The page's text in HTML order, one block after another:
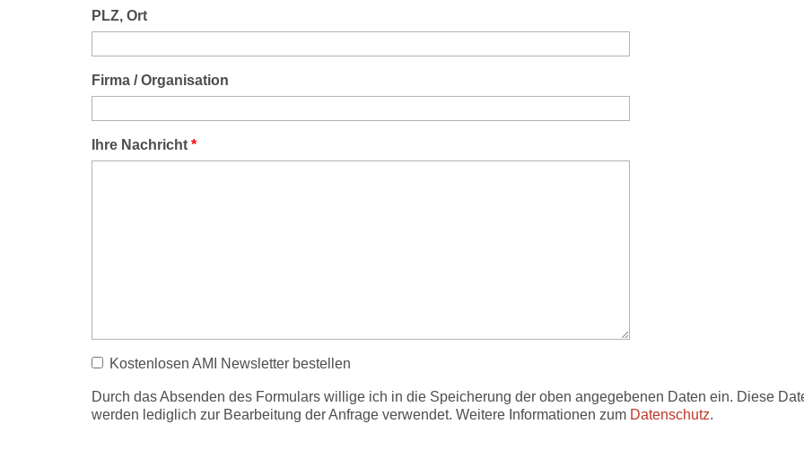
PLZ, Ort
Firma / Organisation
Ihre Nachricht *
Kostenlosen AMI Newsletter bestellen
Durch das Absenden des Formulars willige ich in die Speicherung der oben angegebenen Daten ein. Diese
werden lediglich zur Bearbeitung der Anfrage verwendet. Weitere Informationen zum Datenschutz.